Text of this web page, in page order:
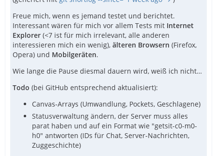
Freue mich, wenn es jemand testet und berichtet.
Interessant wären für mich vor allem Tests mit Internet
Explorer (<7 ist für mich irrelevant, alle anderen
interessieren mich ein wenig), älteren Browsern (Firefox,
Opera) und Mobilgeräten.
Wie lange die Pause diesmal dauern wird, weiß ich nicht…
Todo (bei GitHub entsprechend aktualisiert):
Canvas-Arrays (Umwandlung, Pockets, Geschlagene)
Statusverwaltung ändern, der Server muss alles
parat haben und auf ein Format wie "getsit-c0-m0-
h0" antworten (IDs für Chat, Server-Nachrichten,
Zuggeschichte)